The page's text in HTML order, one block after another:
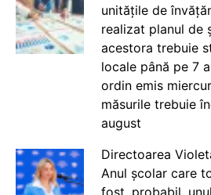
unitățile de
realizat planul de
acestora trebuie
locale până pe 7
ordin emis
măsurile trebuie
august
Directoarea
Anul școlar care
fost, probabil,